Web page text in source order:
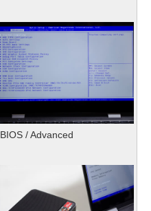
BIOS / Advanced